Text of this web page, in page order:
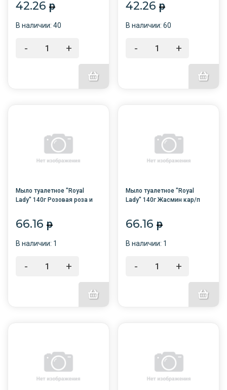
42.26 p
В наличии: 40
- +
42.26p
В наличии: 60
- +
Мыло туалетное "Royal
Lady" 140г Розовая роза и
66.16 p
В наличии: 1
- +
Мыло туалетное "Royal
Lady" 140г Жасмин кар/п
66.16p
В наличии: 1
- +